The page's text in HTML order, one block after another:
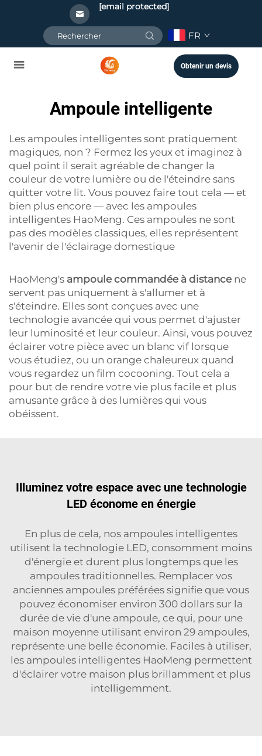
[email protected]
FR
Obtenir un devis
Ampoule intelligente
Les ampoules intelligentes sont pratiquement
magiques, non ? Fermez les yeux et imaginez à
quel point il serait agréable de changer la
couleur de votre lumière ou de l'éteindre sans
quitter votre lit. Vous pouvez faire tout cela — et
bien plus encore — avec les ampoules
intelligentes HaoMeng. Ces ampoules ne sont
pas des modèles classiques, elles représentent
l'avenir de l'éclairage domestique
HaoMeng's ampoule commandée à distance ne
servent pas uniquement à s'allumer et à
s'éteindre. Elles sont conçues avec une
technologie avancée qui vous permet d'ajuster
leur luminosité et leur couleur. Ainsi, vous pouvez
éclairer votre pièce avec un blanc vif lorsque
vous étudiez, ou un orange chaleureux quand
vous regardez un film cocooning. Tout cela a
pour but de rendre votre vie plus facile et plus
amusante grâce à des lumières qui vous
obéissent.
Illuminez votre espace avec une technologie
LED économe en énergie
En plus de cela, nos ampoules intelligentes
utilisent la technologie LED, consomment moins
d'énergie et durent plus longtemps que les
ampoules traditionnelles. Remplacer vos
anciennes ampoules préférées signifie que vous
pouvez économiser environ 300 dollars sur la
durée de vie d'une ampoule, ce qui, pour une
maison moyenne utilisant environ 29 ampoules,
représente une belle économie. Faciles à utiliser,
les ampoules intelligentes HaoMeng permettent
d'éclairer votre maison plus brillamment et plus
intelligemment.